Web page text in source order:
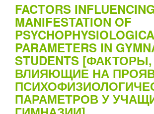
FACTORS
MANIFESTATION OF
PARAMETERS IN
STUDENTS [ФАКТОРЫ,
ВЛИЯЮЩИЕ НА
ПАРАМЕТРОВ У